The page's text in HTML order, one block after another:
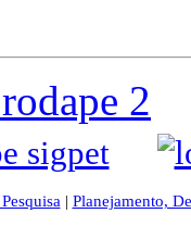
| Planejamento,